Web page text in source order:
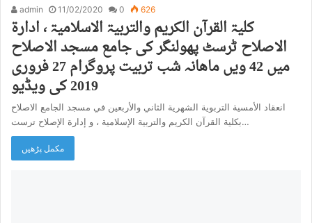
admin 11/02/2020 0 626
کلیۃ القرآن الکریم والتربیۃ الاسلامیۃ ، ادارۃ
الاصلاح ٹرسٹ پھولنگر کی جامع مسجد الاصلاح
میں 42 ویں ماھانہ شب تربیت پروگرام 27 فروری
2019 کی ویڈیو
انعقاد الأمسية التربوية الشهرية الثاني والأربعين في مسجد الجامع الاصلاح
بكلية القرآن الكريم والتربية الإسلامية ، و إدارة الإصلاح ترست…
مکمل پڑھیں